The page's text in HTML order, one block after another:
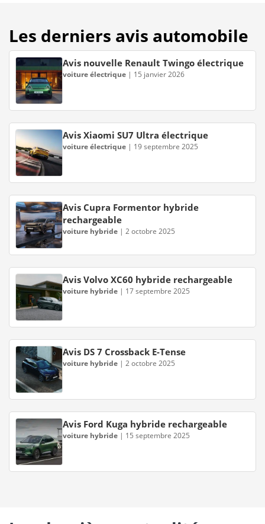
Les derniers avis automobile
Avis nouvelle Renault Twingo électrique
voiture électrique | 15 janvier 2026
Avis Xiaomi SU7 Ultra électrique
voiture électrique | 19 septembre 2025
Avis Cupra Formentor hybride
rechargeable
voiture hybride | 2 octobre 2025
Avis Volvo XC60 hybride rechargeable
voiture hybride | 17 septembre 2025
Avis DS 7 Crossback E-Tense
voiture hybride | 2 octobre 2025
Avis Ford Kuga hybride rechargeable
voiture hybride | 15 septembre 2025